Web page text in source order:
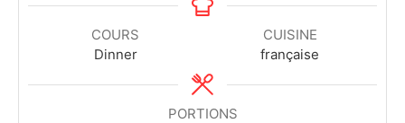
COURS
Dinner
CUISINE
française
PORTIONS